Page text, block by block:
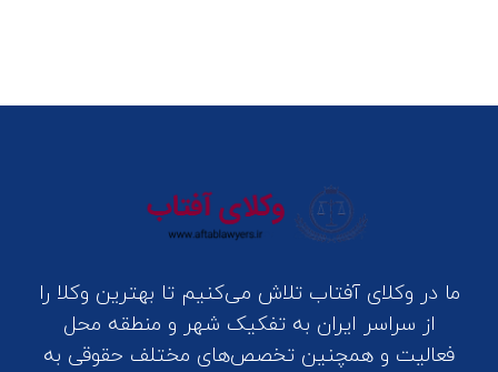
ما در وکلای آفتاب تلاش می‌کنیم تا بهترین وکلا را
از سراسر ایران به تفکیک شهر و منطقه محل
فعالیت و همچنین تخصص‌های مختلف حقوقی به